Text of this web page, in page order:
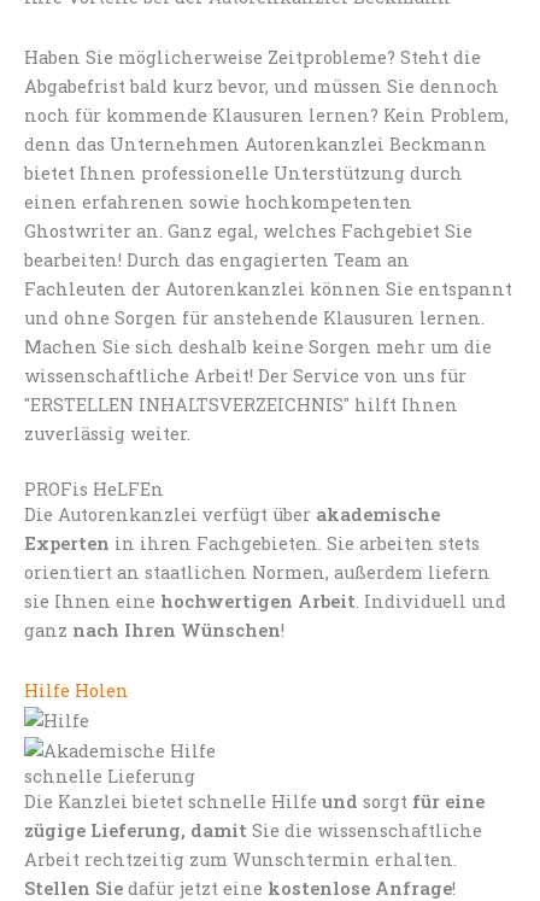
Haben Sie möglicherweise Zeitprobleme? Steht die
Abgabefrist bald kurz bevor, und müssen Sie dennoch
noch für kommende Klausuren lernen? Kein Problem,
denn das Unternehmen Autorenkanzlei Beckmann
bietet Ihnen professionelle Unterstützung durch
einen erfahrenen sowie hochkompetenten
Ghostwriter an. Ganz egal, welches Fachgebiet Sie
bearbeiten! Durch das engagierten Team an
Fachleuten der Autorenkanzlei können Sie entspannt
und ohne Sorgen für anstehende Klausuren lernen.
Machen Sie sich deshalb keine Sorgen mehr um die
wissenschaftliche Arbeit! Der Service von uns für
"ERSTELLEN INHALTSVERZEICHNIS" hilft Ihnen
zuverlässig weiter.
PROFis HeLFEn
Die Autorenkanzlei verfügt über akademische
Experten in ihren Fachgebieten. Sie arbeiten stets
orientiert an staatlichen Normen, außerdem liefern
sie Ihnen eine hochwertigen Arbeit. Individuell und
ganz nach Ihren Wünschen!
Hilfe Holen
schnelle Lieferung
Die Kanzlei bietet schnelle Hilfe und sorgt für eine
zügige Lieferung, damit Sie die wissenschaftliche
Arbeit rechtzeitig zum Wunschtermin erhalten.
Stellen Sie dafür jetzt eine kostenlose Anfrage!